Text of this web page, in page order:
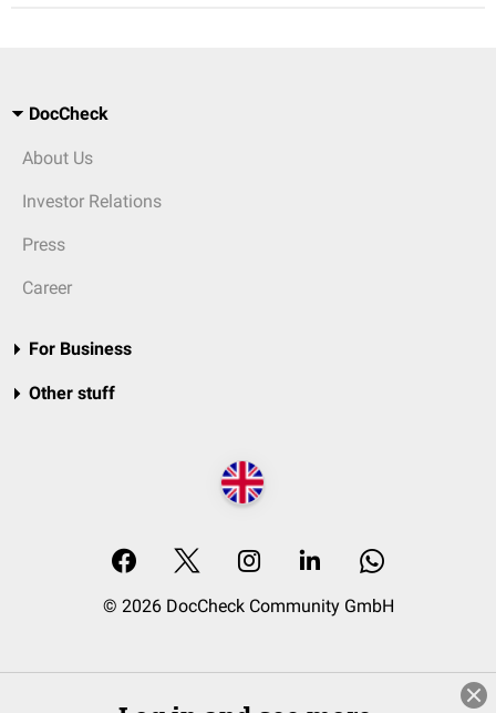
DocCheck
About Us
Investor Relations
Press
Career
For Business
Other stuff
© 2026 DocCheck Community GmbH